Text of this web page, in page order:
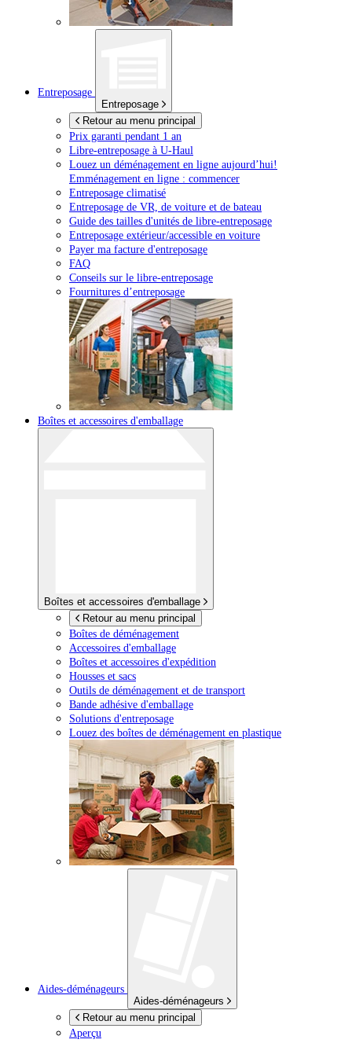
Entreposage
Entreposage
Retour au menu principal
Prix garanti pendant 1 an
Libre-entreposage à U-Haul
Louez un déménagement en ligne aujourd’hui!
Emménagement en ligne : commencer
Entreposage climatisé
Entreposage de VR, de voiture et de bateau
Guide des tailles d'unités de libre-entreposage
Entreposage extérieur/accessible en voiture
Payer ma facture d'entreposage
FAQ
Conseils sur le libre-entreposage
Fournitures d’entreposage
Boîtes et accessoires d'emballage
Boîtes et accessoires d'emballage
Retour au menu principal
Boîtes de déménagement
Accessoires d'emballage
Boîtes et accessoires d'expédition
Housses et sacs
Outils de déménagement et de transport
Bande adhésive d'emballage
Solutions d'entreposage
Louez des boîtes de déménagement en plastique
Aides-déménageurs
Aides-déménageurs
Retour au menu principal
Aperçu